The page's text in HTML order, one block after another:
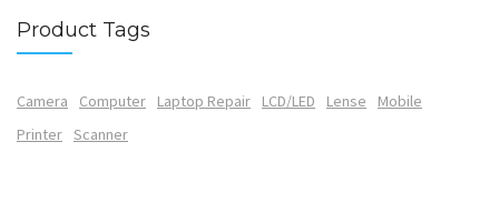
Product Tags
Camera Computer Laptop Repair LCD/LED Lense
Mobile
Printer Scanner